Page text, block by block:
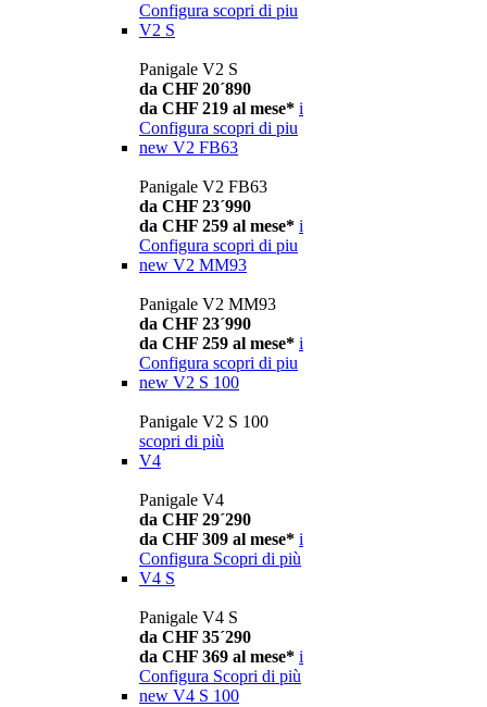
Configura scopri di piu
V2 S
Panigale V2 S
da CHF 20´890
da CHF 219 al mese* i
Configura scopri di piu
new V2 FB63
Panigale V2 FB63
da CHF 23´990
da CHF 259 al mese* i
Configura scopri di piu
new V2 MM93
Panigale V2 MM93
da CHF 23´990
da CHF 259 al mese* i
Configura scopri di piu
new V2 S 100
Panigale V2 S 100
scopri di più
V4
Panigale V4
da CHF 29´290
da CHF 309 al mese* i
Configura Scopri di più
V4 S
Panigale V4 S
da CHF 35´290
da CHF 369 al mese* i
Configura Scopri di più
new V4 S 100